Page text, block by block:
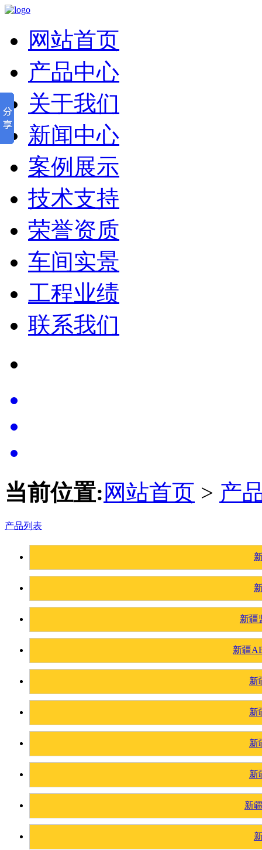
网站首页
产品中心
关于我们
新闻中心
案例展示
技术支持
荣誉资质
车间实景
工程业绩
联系我们
当前位置: 网站首页 > 产
产品列表
新疆
新疆
新
新
新
新
新